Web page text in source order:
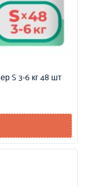
S 3-6 кг 48 шт